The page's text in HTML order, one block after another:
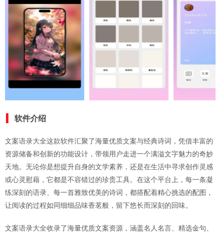
软件介绍
文案语录大全这款软件汇聚了海量优质文案与经典诗词，凭借丰富的
资源储备和创新的功能设计，带领用户走进一个满溢文字魅力的奇妙
天地。无论你是想提升自身的文学素养，还是在生活中寻求创作灵感
或心灵慰藉，它都是不容错过的珍贵工具。在这个平台上，每一条凝
练深刻的语录、每一首雅致优美的诗词，都搭配着精心挑选的配图，
让阅读的过程如同细细品味香茗般，留下悠长而深刻的回味。
文案语录大全收录了海量优质文案资源，涵盖名人名言、精选金句、